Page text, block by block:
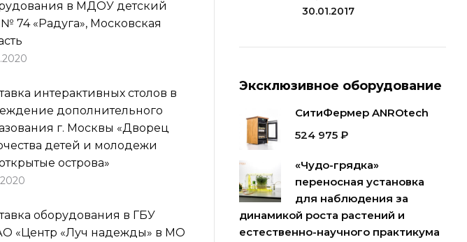
в МДОУ детский
74 «Радуга», Московская
интерактивных столов в
дополнительного
г. Москвы «Дворец
детей и молодежи
острова»
оборудования в ГБУ
«Центр «Луч надежды» в МО
30.01.2017
Эксклюзивное оборудование
СитиФермер ANROtech
524 975 ₽
«Чудо-грядка»
переносная установка
для наблюдения за
динамикой роста растений и
естественно-научного практикума